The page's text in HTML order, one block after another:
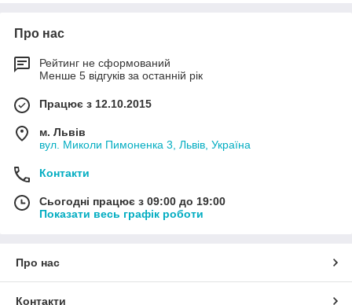
елемент за лічені секунди.
🔹 Світло, що не спотворює реальність
Ми використовуємо LED-модулі з індексом передачі кольору
CRI ≥ 90
бутику або страв у ресторані виглядатимуть так само
природно, як при денному сонячному світлі. Жодних сірих чи
жовтуватих відтінків.
Забудьте про заміну ламп кожні пів року. Наші світильники
мають ресурс роботи до 40 000 – 50 000 годин
енергоефективним діодам ви отримуєте потужний світловий
відмінне тепловідведення, що подовжує життя
світлодіодам.
Про нас
Рейтинг не сформований
Менше 5 відгуків за останній рік
Працює з 12.10.2015
м. Львів
вул. Миколи Пимоненка 3, Львів, Україна
Контакти
Сьогодні працює з 09:00 до 19:00
Показати весь графік роботи
Про нас
Контакти